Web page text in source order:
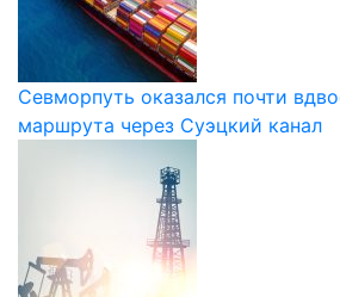
Севморпуть оказался почти
маршрута через Суэцкий канал